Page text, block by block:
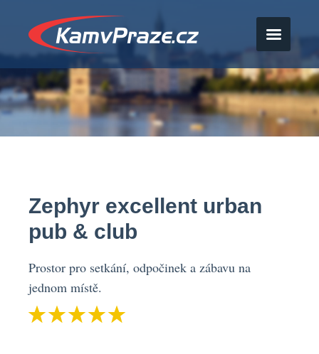
Zephyr excellent urban
pub & club
Prostor pro setkání, odpočinek a zábavu na
jednom místě.